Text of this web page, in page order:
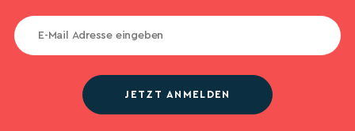
JETZT ANMELDEN